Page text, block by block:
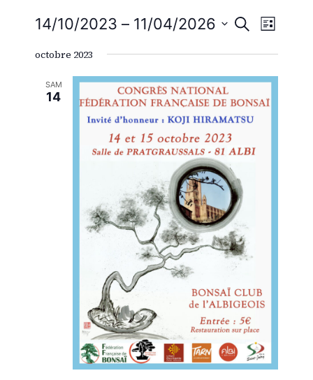
et
de
vues
Recherche
de
Liste
14/10/2023 – 11/04/2026
date.
octobre 2023
SAM
14